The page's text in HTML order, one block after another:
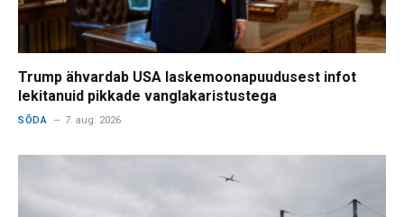
Trump ähvardab USA laskemoonapuudusest infot
lekitanuid pikkade vanglakaristustega
SÕDA 7. aug. 2026